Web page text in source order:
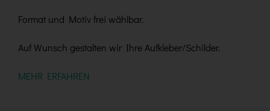
Format und Motiv frei wählbar.
Auf Wunsch gestalten wir Ihre Aufkleber/Schilder.
MEHR ERFAHREN